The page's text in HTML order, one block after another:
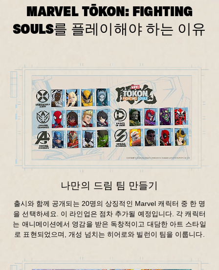
MARVEL TŌKON: FIGHTING
SOULS를 플레이해야 하는 이유
나만의 드림 팀 만들기
출시와 함께 공개되는 20명의 상징적인 Marvel 캐릭터 중 한 명
을 선택하세요. 이 라인업은 점차 추가될 예정입니다. 각 캐릭터
는 애니메이션에서 영감을 받은 독창적이고 대담한 아트 스타일
로 표현되었으며, 개성 넘치는 히어로와 빌런이 팀을 이룹니다.